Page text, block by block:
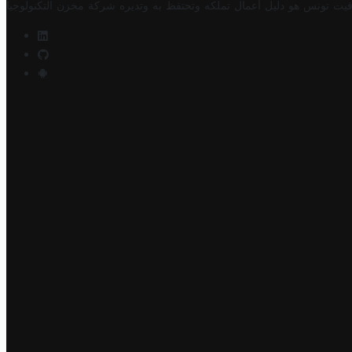
تونس هو دليل أعمال تملكه وتحتفظ به وتديره شركة مخزن التكنولوجيا